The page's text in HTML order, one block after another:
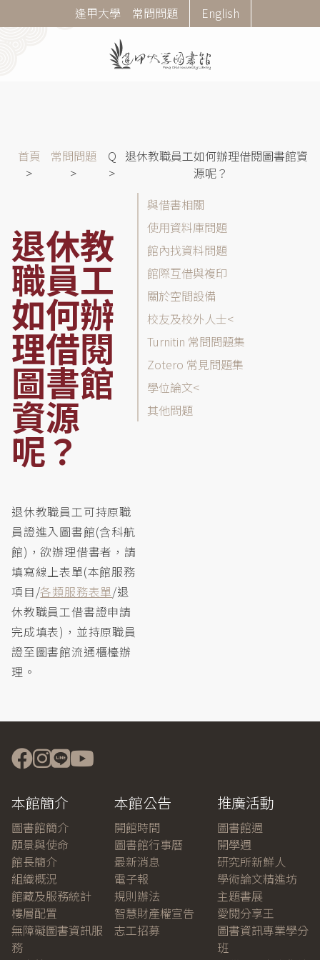
至
Corner
Menu
逢甲大學 常問問題 English
導
首頁 常問問題 Q 退休教職員工如何辦理借閱圖書館資
源呢？
退休教
職員工
如何辦
理借閱
圖書館
資源
呢？
退休教職員工可持原職
員證進入圖書館(含科航
館)，欲辦理借書者，請
填寫線上表單(本館服務
項目/各類服務表單/退
休教職員工借書證申請
完成填表)，並持原職員
證至圖書館流通櫃檯辦
理。
題
(FAQ)
分
類
列
表
與借書相關
使用資料庫問題
館內找資料問題
館際互借與複印
關於空間設備
校友及校外人士
Turnitin 常問問題集
Zotero 常見問題集
學位論文
其他問題
本館簡介
圖書館簡介
願景與使命
館長簡介
組織概況
館藏及服務統計
樓層配置
無障礙圖書資訊服
務
本館公告
開館時間
圖書館行事曆
最新消息
電子報
規則辦法
智慧財產權宣告
志工招募
推廣活動
圖書館週
開學週
研究所新鮮人
學術論文精進坊
主題書展
愛閱分享王
圖書資訊專業學分
班